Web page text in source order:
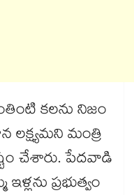
కలను నిజం
లక్ష్యమని మంత్రి
చేశారు. పేదవాడి
ప్రభుత్వం